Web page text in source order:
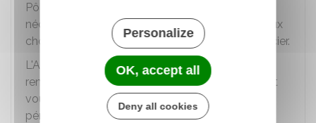
Pôle emploi) adresse directement les imprimés
nécessaires à la constitution du dossier d'ASS aux
chômeurs en fin de droits qui peuvent en bénéficier.
L'ASS est attribuée par périodes de 6 mois
renouvelables. Une demande de renouvellement
vous est adressée par France Travail en fin de
période d'indemnisation.
Personalize
OK, accept all
Deny all cookies